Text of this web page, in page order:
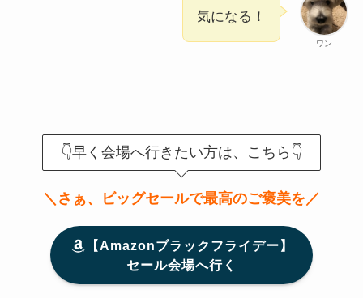
ワン
気になる！
👇早く会場へ行きたい方は、こちら👇
＼さぁ、ビッグセールで最高のご褒美を／
【Amazonブラックフライデー】
セール会場へ行く